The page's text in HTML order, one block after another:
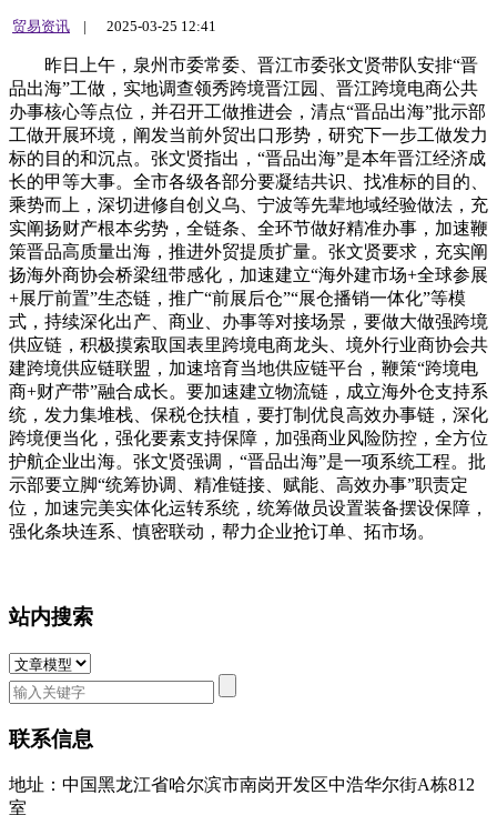
贸易资讯 | 2025-03-25 12:41
昨日上午，泉州市委常委、晋江市委张文贤带队安排“晋
品出海”工做，实地调查领秀跨境晋江园、晋江跨境电商公共
办事核心等点位，并召开工做推进会，清点“晋品出海”批示部
工做开展环境，阐发当前外贸出口形势，研究下一步工做发力
标的目的和沉点。张文贤指出，“晋品出海”是本年晋江经济成
长的甲等大事。全市各级各部分要凝结共识、找准标的目的、
乘势而上，深切进修自创义乌、宁波等先辈地域经验做法，充
实阐扬财产根本劣势，全链条、全环节做好精准办事，加速鞭
策晋品高质量出海，推进外贸提质扩量。张文贤要求，充实阐
扬海外商协会桥梁纽带感化，加速建立“海外建市场+全球参展
+展厅前置”生态链，推广“前展后仓”“展仓播销一体化”等模
式，持续深化出产、商业、办事等对接场景，要做大做强跨境
供应链，积极摸索取国表里跨境电商龙头、境外行业商协会共
建跨境供应链联盟，加速培育当地供应链平台，鞭策“跨境电
商+财产带”融合成长。要加速建立物流链，成立海外仓支持系
统，发力集堆栈、保税仓扶植，要打制优良高效办事链，深化
跨境便当化，强化要素支持保障，加强商业风险防控，全方位
护航企业出海。张文贤强调，“晋品出海”是一项系统工程。批
示部要立脚“统筹协调、精准链接、赋能、高效办事”职责定
位，加速完美实体化运转系统，统筹做员设置装备摆设保障，
强化条块连系、慎密联动，帮力企业抢订单、拓市场。
站内搜索
联系信息
地址：中国黑龙江省哈尔滨市南岗开发区中浩华尔街A栋812
室